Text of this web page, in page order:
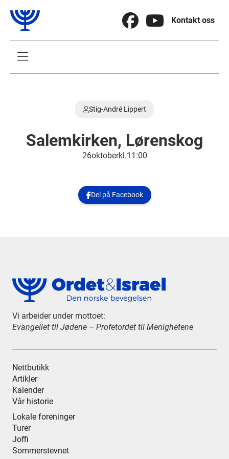
  Kontakt oss

Stig-André Lippert
Salemkirken, Lørenskog
26.oktoberkl.11:00
Del på Facebook
Vi arbeider under mottoet:
Evangeliet til Jødene – Profetordet til Menighetene
Nettbutikk
Artikler
Kalender
Vår historie
Lokale foreninger
Turer
Joffi
Sommerstevnet